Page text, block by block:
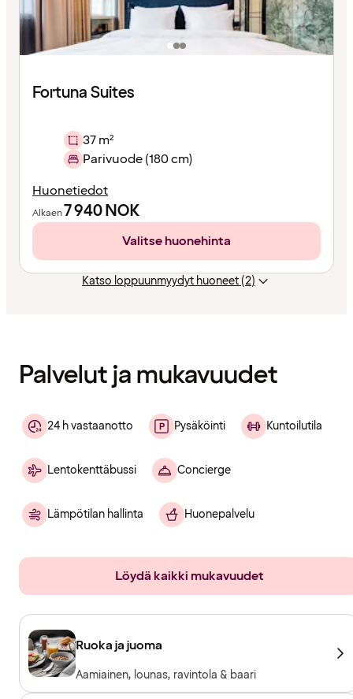
Fortuna Suites
37 m²
Parivuode (180 cm)
Huonetiedot
Alkaen7 940NOK
Valitse huonehinta
Katso loppuunmyydyt huoneet (2)
Palvelut ja mukavuudet
24 h vastaanotto Pysäköinti Kuntoilutila
Lentokenttäbussi Concierge
Lämpötilan hallinta Huonepalvelu
Löydä kaikki mukavuudet
Ruoka ja juoma
Aamiainen, lounas, ravintola & baari